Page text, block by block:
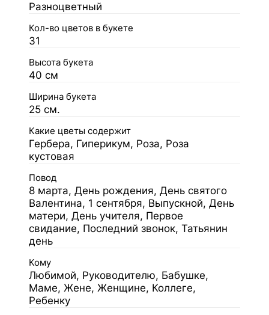
Разноцветный
Кол-во цветов в букете
31
Высота букета
40 см
Ширина букета
25 см.
Какие цветы содержит
Гербера, Гиперикум, Роза, Роза
кустовая
Повод
8 марта, День рождения, День святого
Валентина, 1 сентября, Выпускной, День
матери, День учителя, Первое
свидание, Последний звонок, Татьянин
день
Кому
Любимой, Руководителю, Бабушке,
Маме, Жене, Женщине, Коллеге,
Ребенку